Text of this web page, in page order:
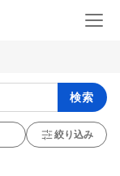
検索
絞り込み